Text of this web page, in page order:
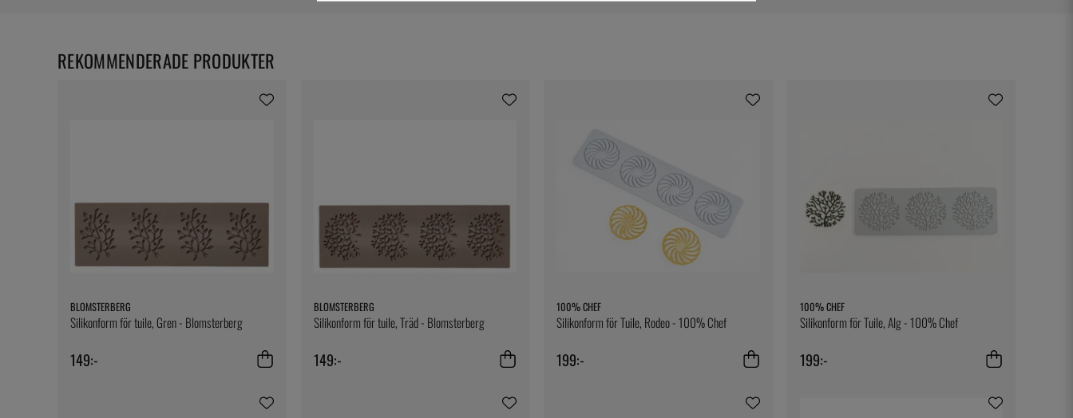
BLOMSTERBERG
Silikonform för tuile, Gren - Blomsterberg
149:-
BLOMSTERBERG
Silikonform för tuile, Träd - Blomsterberg
149:-
100% CHEF
Silikonform för Tuile, Rodeo - 100% Chef
199:-
100% CHEF
Silikonform för Tuile, Alg - 100% Chef
199:-
REKOMMENDERADE PRODUKTER